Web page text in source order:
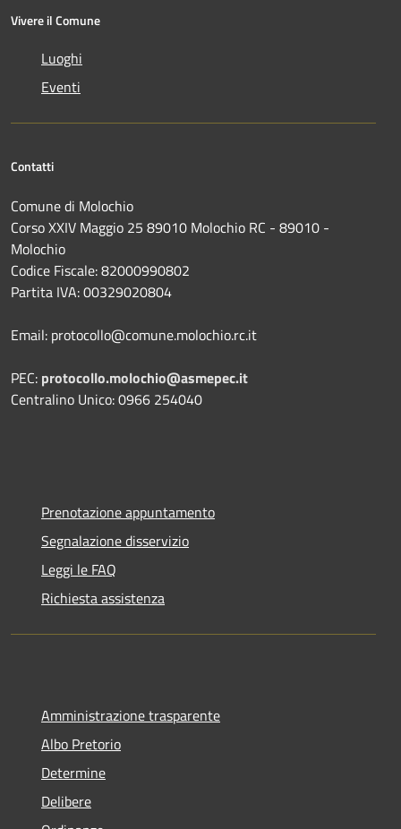
Vivere il Comune
Luoghi
Eventi
Contatti
Comune di Molochio
Corso XXIV Maggio 25 89010 Molochio RC - 89010 -
Molochio
Codice Fiscale: 82000990802
Partita IVA: 00329020804
Email: protocollo@comune.molochio.rc.it
PEC: protocollo.molochio@asmepec.it
Centralino Unico: 0966 254040
Prenotazione appuntamento
Segnalazione disservizio
Leggi le FAQ
Richiesta assistenza
Amministrazione trasparente
Albo Pretorio
Determine
Delibere